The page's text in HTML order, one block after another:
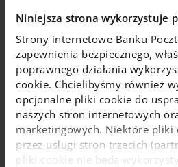
Niniejsza strona wykorzystuje
Strony internetowe Banku
zapewnienia bezpiecznego,
poprawnego działania
cookie. Chcielibyśmy również
opcjonalne pliki cookie do
naszych stron internetowych
marketingowych. Niektóre pliki
przez usługi stron trzecich
pliki cookie nie będą
Nadzór nad prawidłowym
Twoich danych sprawuje
Danych
Informacje, które nam
zabezpieczamy i
ściśle określonych celów
Kliknij, żeby dowiedzieć się